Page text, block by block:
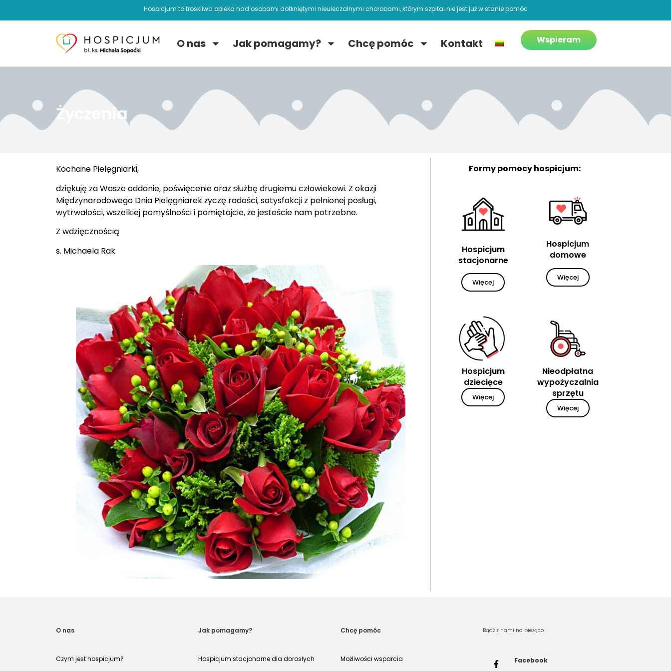
Hospicjum to troskliwa opieka nad osobami dotkniętymi nieuleczalnymi chorobami, którym szpital nie jest już w stanie pomóc
O nas Jak pomagamy? Chcę pomóc Kontakt Wspieram
Życzenia
Kochane Pielęgniarki,
dziękuję za Wasze oddanie, poświęcenie oraz służbę drugiemu człowiekowi. Z okazji
Międzynarodowego Dnia Pielęgniarek życzę radości, satysfakcji z pełnionej posługi,
wytrwałości, wszelkiej pomyślności i pamiętajcie, że jesteście nam potrzebne.
Z wdzięcznością
s. Michaela Rak
Formy pomocy hospicjum:
Hospicjum
stacjonarne
Więcej
Hospicjum
domowe
Więcej
Hospicjum
dziecięce
Więcej
Nieodpłatna
wypożyczalnia
sprzętu
Więcej
O nas
Czym jest hospicjum?
Jak pomagamy?
Hospicjum stacjonarne dla dorosłych
Chcę pomóc
Możliwości wsparcia
Bądź z nami na bieżąco:
Facebook